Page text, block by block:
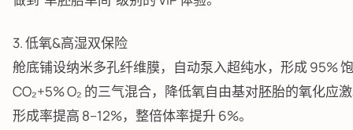
3. 低氧&高湿双保险
舱底铺设纳米多孔纤维膜，自动泵入超纯水，形成 95%
CO₂+5% O₂ 的三气混合，降低氧自由基对胚胎的氧化应
形成率提高 8–12%，整倍体率提升 6%。